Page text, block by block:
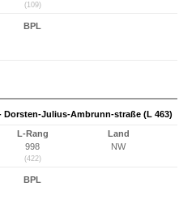
(109)
BPL
Dorsten-Julius-Ambrunn-straße (L 463)
L-Rang
998
(422)
Land
NW
BPL